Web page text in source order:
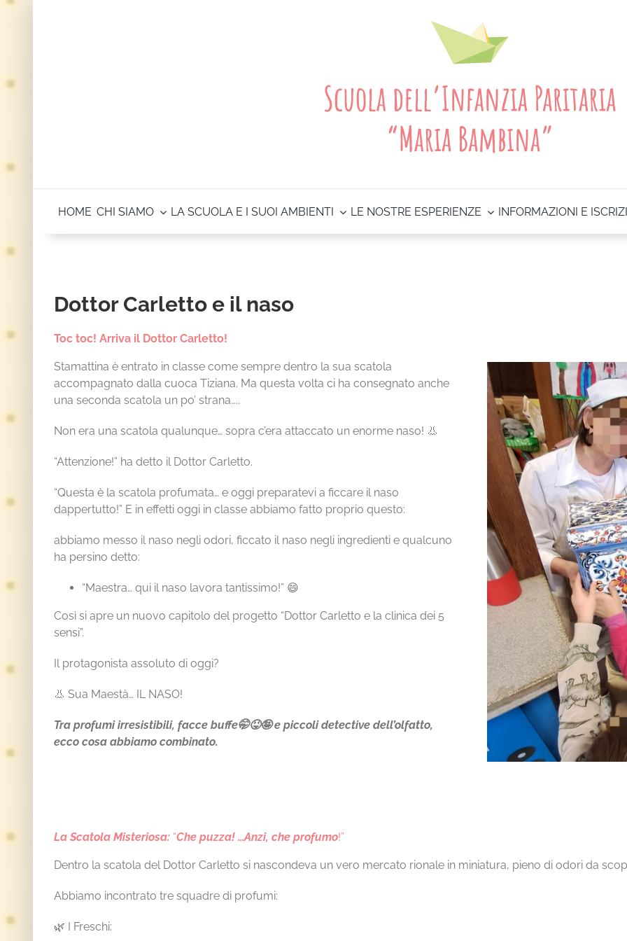
Salta
HOME CHI SIAMO LA SCUOLA E I SUOI AMBIENTI LE NOSTRE ESPERIENZE INFORMAZIONI E
Dottor Carletto e il naso
Toc toc! Arriva il Dottor Carletto!
Stamattina è entrato in classe come sempre dentro la sua scatola
accompagnato dalla cuoca Tiziana. Ma questa volta ci ha consegnato anche
una seconda scatola un po’ strana…..
Non era una scatola qualunque… sopra c’era attaccato un enorme naso! 👃
“Attenzione!” ha detto il Dottor Carletto.
“Questa è la scatola profumata… e oggi preparatevi a ficcare il naso
dappertutto!” E in effetti oggi in classe abbiamo fatto proprio questo:
abbiamo messo il naso negli odori, ficcato il naso negli ingredienti e qualcuno
ha persino detto:
“Maestra… qui il naso lavora tantissimo!” 😄
Così si apre un nuovo capitolo del progetto “Dottor Carletto e la clinica dei 5
sensi”.
Il protagonista assoluto di oggi?
👃 Sua Maestà… IL NASO!
Tra profumi irresistibili, facce buffe🤭😝🤪 e piccoli detective dell’olfatto,
ecco cosa abbiamo combinato.
La Scatola Misteriosa: “Che puzza! …Anzi, che profumo!”
Dentro la scatola del Dottor Carletto si nascondeva un vero mercato rionale in miniatura, pieno di odori da
Abbiamo incontrato tre squadre di profumi:
🌿 I Freschi: